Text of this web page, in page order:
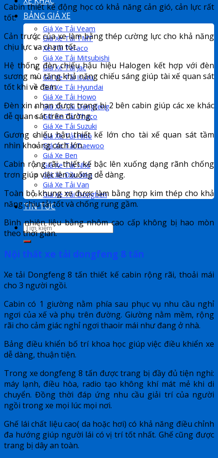
BẢNG GIÁ XE
Giá Xe Tải Veam
Giá Xe Tải TMT
Xe Tải Teraco
Giá Xe Tải Mitsubishi
Giá Xe Tải Jac
Giá Xe Tải Isuzu
Giá Xe Tải Hyundai
Giá Xe Tải Howo
Giá Xe Tải Dongfeng
Giá Xe Tải Thaco
Giá Xe Tải Suzuki
Giá Xe Tải Hino
Giá Xe Tải Daewoo
Giá Xe Ben
Giá Xe Tải Nhỏ
Giá Xe Đầu Kéo
Giá Xe Tải Van
Giá Xe Tải Dongben
TIN TỨC
Cabin thiết kế động học có khả năng cản gió, cản lực rất
tốt.
Cản trước của xe làm bằng thép cường lực cho khả năng
chịu lực va chạm tốt.
Hệ thống đèn chiếu hậu hiệu Halogen kết hợp với đèn
sương mù tăng khả năng chiếu sáng giúp tài xế quan sát
tốt khi về đem.
Đèn xin nhan được trang bị 2 bên cabin giúp các xe khác
dễ quan sát trên đường.
Gương chiếu hậu thiết kế lớn cho tài xế quan sát tầm
nhìn khoảng cách lớn.
Cabin rộng rãi, thiết kế bậc lên xuống dạng rãnh chống
trơn giúp việc lên xuống dễ dàng.
Toàn bộ khung xe được làm bằng hợp kim thép cho khả
năng chịu tải tốt và chống rung gầm.
Bình nhiên liệu bằng nhôm cao cấp không bị hao mòn
theo thời gian.
Nội thất xe tải dongfeng 8 tấn
Xe tải Dongfeng 8 tấn thiết kế cabin rộng rãi, thoải mái
cho 3 người ngồi.
Cabin có 1 giường nằm phía sau phục vụ nhu cầu nghỉ
ngơi của xế và phụ trên đường. Giường nằm mềm, rộng
rãi cho cảm giác nghỉ ngơi thaoir mái như đang ở nhà.
Bảng điều khiển bố trí khoa học giúp việc điều khiển xe
dễ dàng, thuận tiện.
Trong xe dongfeng 8 tấn được trang bị đầy đủ tiện nghi:
máy lạnh, điều hòa, radio tạo không khí mát mẻ khi di
chuyển. Đồng thời đáp ứng nhu cầu giải trí của người
ngồi trong xe mọi lúc mọi nơi.
Ghế lái chất liệu cao( da hoặc hơi) có khả năng điều chỉnh
đa hướng giúp người lái có vị trí tốt nhất. Ghế cũng được
trang bị dây an toàn.